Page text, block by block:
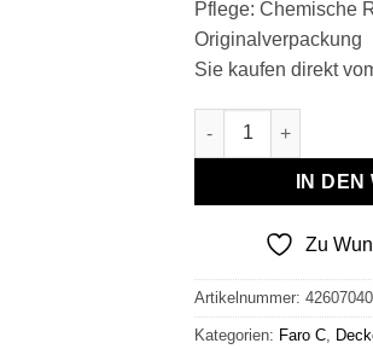
Pflege: Chemische
Originalverpackung
Sie kaufen direkt
Wolldecke &
IN
Zu
Artikelnummer:
Kategorien: Faro C,